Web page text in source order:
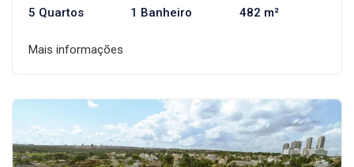
5 Quartos 1 Banheiro 482 m²
Mais informações